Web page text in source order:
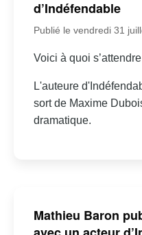
d’Indéfendable
Publié le vendredi 31
Voici à quoi s’attendre
L'auteure
sort de Maxime
dramatique.
Mathieu Baron